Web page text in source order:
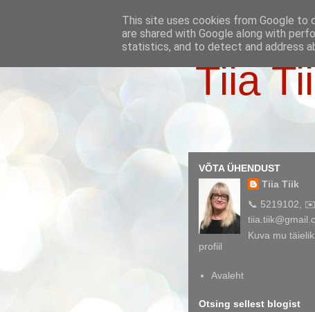
Tiia
VÕTA ÜHENDUST
Tiia Tiik
📞 5219102, ✉️
Kuva mu täielik
profiil
Avaleht
Otsing sellest blogist
This site uses cookies from Google to
are shared with Google along with
statistics, and to detect and address